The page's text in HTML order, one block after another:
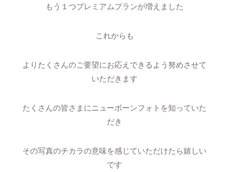
もう１つプレミアムプランが増えました
これからも
よりたくさんのご要望にお応えできるよう努めさせて
いただきます
たくさんの皆さまにニューボーンフォトを知っていた
だき
その写真のチカラの意味を感じていただけたら嬉しい
です